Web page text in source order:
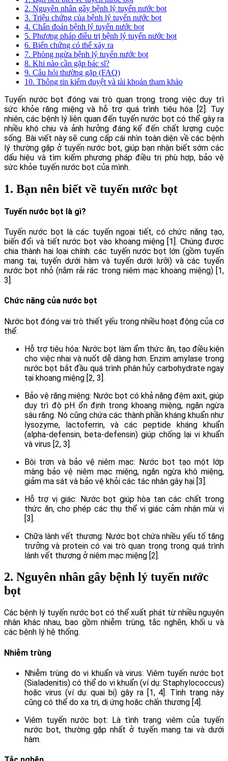
2. Nguyên nhân gây bệnh lý tuyến nước bọt
3. Triệu chứng của bệnh lý tuyến nước bọt
4. Chẩn đoán bệnh lý tuyến nước bọt
5. Phương pháp điều trị bệnh lý tuyến nước bọt
6. Biến chứng có thể xảy ra
7. Phòng ngừa bệnh lý tuyến nước bọt
8. Khi nào cần gặp bác sĩ?
9. Câu hỏi thường gặp (FAQ)
10. Thông tin kiểm duyệt và tài khoản tham khảo
Tuyến nước bọt đóng vai trò quan trọng trong việc duy trì
sức khỏe răng miệng và hỗ trợ quá trình tiêu hóa [2]. Tuy
nhiên, các bệnh lý liên quan đến tuyến nước bọt có thể gây ra
nhiều khó chịu và ảnh hưởng đáng kể đến chất lượng cuộc
sống. Bài viết này sẽ cung cấp cái nhìn toàn diện về các bệnh
lý thường gặp ở tuyến nước bọt, giúp bạn nhận biết sớm các
dấu hiệu và tìm kiếm phương pháp điều trị phù hợp, bảo vệ
sức khỏe tuyến nước bọt của mình.
1. Bạn nên biết về tuyến nước bọt
Tuyến nước bọt là gì?
Tuyến nước bọt là các tuyến ngoại tiết, có chức năng tạo,
biến đổi và tiết nước bọt vào khoang miệng [1]. Chúng được
chia thành hai loại chính: các tuyến nước bọt lớn (gồm tuyến
mang tai, tuyến dưới hàm và tuyến dưới lưỡi) và các tuyến
nước bọt nhỏ (nằm rải rác trong niêm mạc khoang miệng) [1,
3].
Chức năng của nước bọt
Nước bọt đóng vai trò thiết yếu trong nhiều hoạt động của cơ
thể:
Hỗ trợ tiêu hóa: Nước bọt làm ẩm thức ăn, tạo điều kiện
cho việc nhai và nuốt dễ dàng hơn. Enzim amylase trong
nước bọt bắt đầu quá trình phân hủy carbohydrate ngay
tại khoang miệng [2, 3].
Bảo vệ răng miệng: Nước bọt có khả năng đệm axit, giúp
duy trì độ pH ổn định trong khoang miệng, ngăn ngừa
sâu răng. Nó cũng chứa các thành phần kháng khuẩn như
lysozyme, lactoferrin, và các peptide kháng khuẩn
(alpha-defensin, beta-defensin) giúp chống lại vi khuẩn
và virus [2, 3].
Bôi trơn và bảo vệ niêm mạc: Nước bọt tạo một lớp
màng bảo vệ niêm mạc miệng, ngăn ngừa khô miệng,
giảm ma sát và bảo vệ khỏi các tác nhân gây hại [3].
Hỗ trợ vị giác: Nước bọt giúp hòa tan các chất trong
thức ăn, cho phép các thụ thể vị giác cảm nhận mùi vị
[3].
Chữa lành vết thương: Nước bọt chứa nhiều yếu tố tăng
trưởng và protein có vai trò quan trọng trong quá trình
lành vết thương ở niêm mạc miệng [2].
2. Nguyên nhân gây bệnh lý tuyến nước
bọt
Các bệnh lý tuyến nước bọt có thể xuất phát từ nhiều nguyên
nhân khác nhau, bao gồm nhiễm trùng, tắc nghẽn, khối u và
các bệnh lý hệ thống.
Nhiễm trùng
Nhiễm trùng do vi khuẩn và virus: Viêm tuyến nước bọt
(Sialadenitis) có thể do vi khuẩn (ví dụ: Staphylococcus)
hoặc virus (ví dụ: quai bị) gây ra [1, 4]. Tình trạng này
cũng có thể do xạ trị, dị ứng hoặc chấn thương [4].
Viêm tuyến nước bọt: Là tình trạng viêm của tuyến
nước bọt, thường gặp nhất ở tuyến mang tai và dưới
hàm.